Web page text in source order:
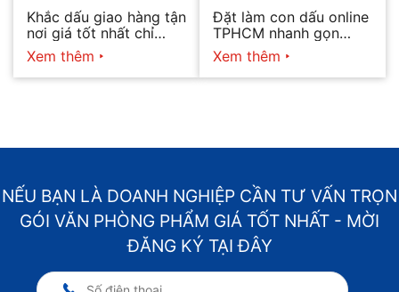
Khắc dấu giao hàng tận
nơi giá tốt nhất chỉ
hôm nay
Xem thêm
Đặt làm con dấu online
TPHCM nhanh gọn
2026
Xem thêm
NẾU BẠN LÀ DOANH NGHIỆP CẦN TƯ VẤN TRỌN
GÓI VĂN PHÒNG PHẨM GIÁ TỐT NHẤT - MỜI
ĐĂNG KÝ TẠI ĐÂY